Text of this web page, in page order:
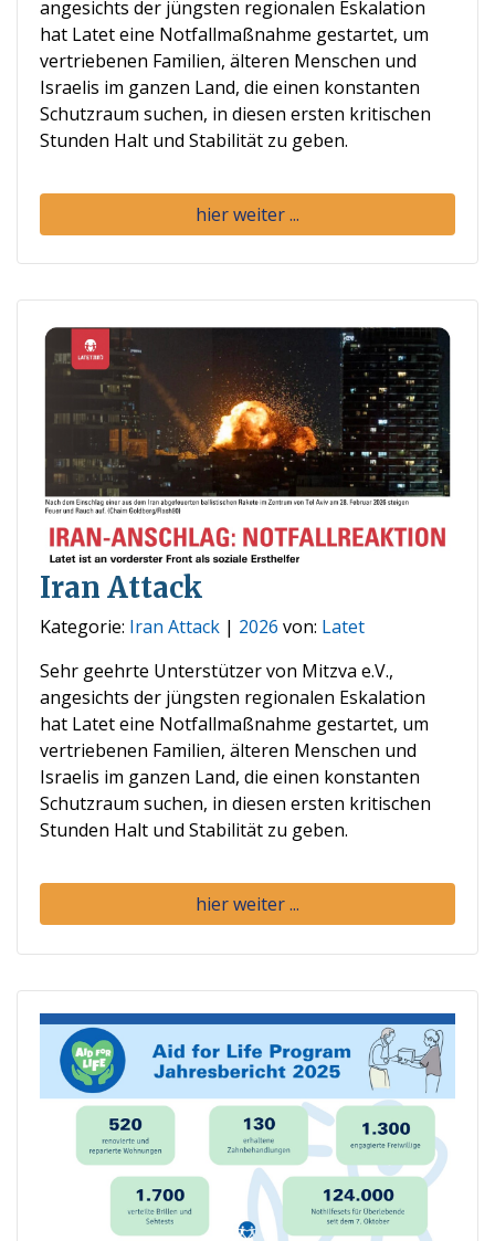
angesichts der jüngsten regionalen Eskalation
hat Latet eine Notfallmaßnahme gestartet, um
vertriebenen Familien, älteren Menschen und
Israelis im ganzen Land, die einen konstanten
Schutzraum suchen, in diesen ersten kritischen
Stunden Halt und Stabilität zu geben.
hier weiter ...
Iran Attack
Kategorie: Iran Attack | 2026 von: Latet
Sehr geehrte Unterstützer von Mitzva e.V.,
angesichts der jüngsten regionalen Eskalation
hat Latet eine Notfallmaßnahme gestartet, um
vertriebenen Familien, älteren Menschen und
Israelis im ganzen Land, die einen konstanten
Schutzraum suchen, in diesen ersten kritischen
Stunden Halt und Stabilität zu geben.
hier weiter ...